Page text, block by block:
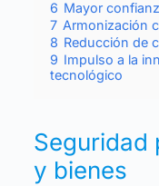
6 Mayor
7 Armonización
8 Reducción de
9 Impulso a la
tecnológico
Seguridad
y bienes